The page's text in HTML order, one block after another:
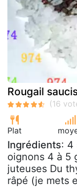
Rougail
Plat
Ingrédients: 4
oignons 4 à 5
juteuses Du
râpé (je mets